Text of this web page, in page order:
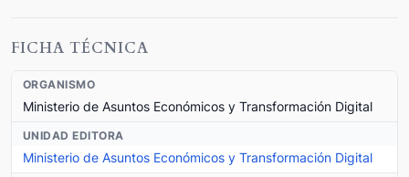
FICHA TÉCNICA
ORGANISMO
Ministerio de Asuntos Económicos y Transformación Digital
UNIDAD EDITORA
Ministerio de Asuntos Económicos y Transformación Digital